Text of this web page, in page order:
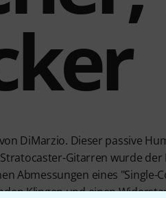
DiMarzio. Dieser passive
Gitarren wurde
Abmessungen eines "Single-
Klingen und einen